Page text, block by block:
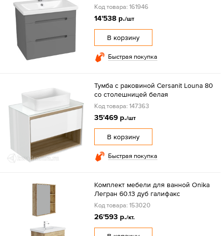
Код товара: 161946
14'538 р./шт
В корзину
Быстрая покупка
Тумба с раковиной Cersanit Louna 80
со столешницей белая
Код товара: 147363
35'469 р./шт
В корзину
Быстрая покупка
Комплект мебели для ванной Onika
Легран 60.13 дуб галифакс
Код товара: 153020
26'593 р./кт.